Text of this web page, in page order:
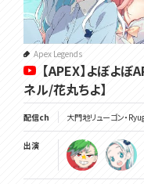
Apex Legends
【APEX】よぼよ
ネル/花丸ちよ】
配信ch 大門地リューゴン・
出演